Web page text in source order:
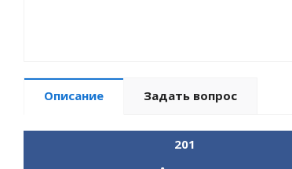
Описание Задать вопрос
201